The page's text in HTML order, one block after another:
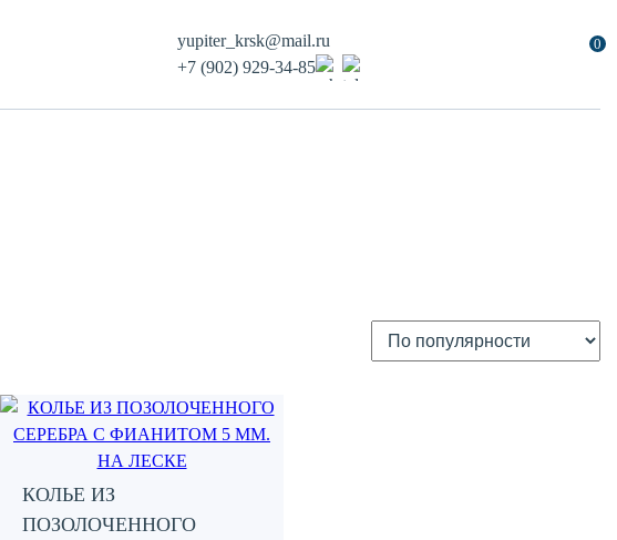
yupiter_krsk@mail.ru
+7 (902) 929-34-85
0
КОЛЬЕ ИЗ
ПОЗОЛОЧЕННОГО
Этот
товар
несколько